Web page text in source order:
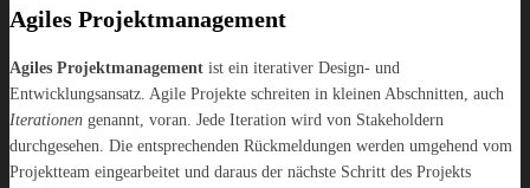
Agiles Projektmanagement
Agiles Projektmanagement ist ein iterativer Design- und
Entwicklungsansatz. Agile Projekte schreiten in kleinen Abschnitten, auch
Iterationen genannt, voran. Jede Iteration wird von Stakeholdern
durchgesehen. Die entsprechenden Rückmeldungen werden umgehend vom
Projektteam eingearbeitet und daraus der nächste Schritt des Projekts